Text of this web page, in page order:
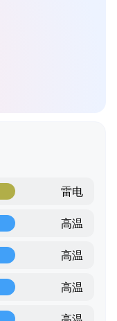
雷电
高温
高温
高温